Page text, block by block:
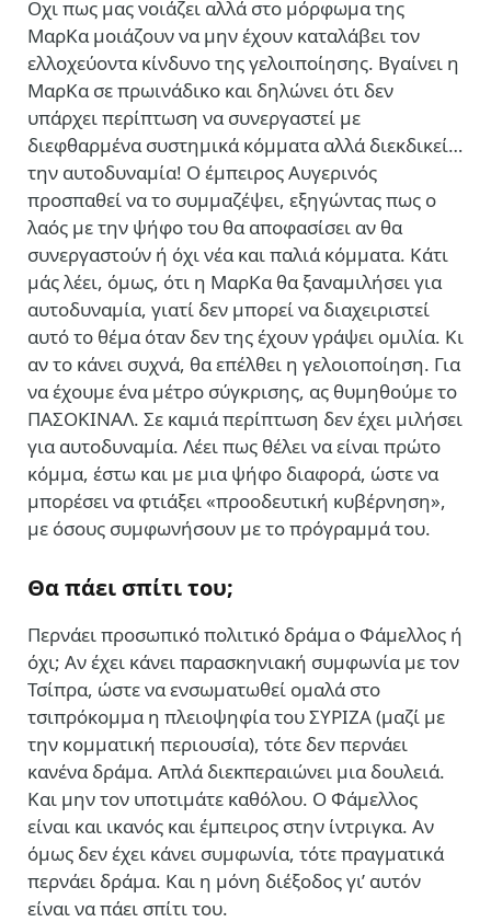
Οχι πως μας νοιάζει αλλά στο μόρφωμα της
ΜαρΚα μοιάζουν να μην έχουν καταλάβει τον
ελλοχεύοντα κίνδυνο της γελοιποίησης. Βγαίνει η
ΜαρΚα σε πρωινάδικο και δηλώνει ότι δεν
υπάρχει περίπτωση να συνεργαστεί με
διεφθαρμένα συστημικά κόμματα αλλά διεκδικεί…
την αυτοδυναμία! Ο έμπειρος Αυγερινός
προσπαθεί να το συμμαζέψει, εξηγώντας πως ο
λαός με την ψήφο του θα αποφασίσει αν θα
συνεργαστούν ή όχι νέα και παλιά κόμματα. Κάτι
μάς λέει, όμως, ότι η ΜαρΚα θα ξαναμιλήσει για
αυτοδυναμία, γιατί δεν μπορεί να διαχειριστεί
αυτό το θέμα όταν δεν της έχουν γράψει ομιλία. Κι
αν το κάνει συχνά, θα επέλθει η γελοιοποίηση. Για
να έχουμε ένα μέτρο σύγκρισης, ας θυμηθούμε το
ΠΑΣΟΚΙΝΑΛ. Σε καμιά περίπτωση δεν έχει μιλήσει
για αυτοδυναμία. Λέει πως θέλει να είναι πρώτο
κόμμα, έστω και με μια ψήφο διαφορά, ώστε να
μπορέσει να φτιάξει «προοδευτική κυβέρνηση»,
με όσους συμφωνήσουν με το πρόγραμμά του.
Θα πάει σπίτι του;
Περνάει προσωπικό πολιτικό δράμα ο Φάμελλος ή
όχι; Αν έχει κάνει παρασκηνιακή συμφωνία με τον
Τσίπρα, ώστε να ενσωματωθεί ομαλά στο
τσιπρόκομμα η πλειοψηφία του ΣΥΡΙΖΑ (μαζί με
την κομματική περιουσία), τότε δεν περνάει
κανένα δράμα. Απλά διεκπεραιώνει μια δουλειά.
Και μην τον υποτιμάτε καθόλου. Ο Φάμελλος
είναι και ικανός και έμπειρος στην ίντριγκα. Αν
όμως δεν έχει κάνει συμφωνία, τότε πραγματικά
περνάει δράμα. Και η μόνη διέξοδος γι’ αυτόν
είναι να πάει σπίτι του.